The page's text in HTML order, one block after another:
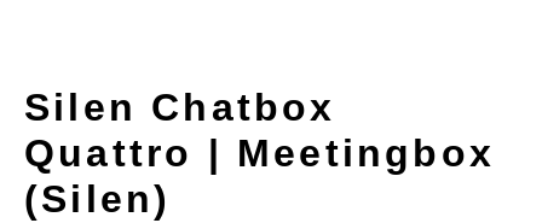
Silen Chatbox
Quattro | Meetingbox
(Silen)